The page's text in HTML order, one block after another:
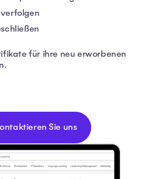
für ihre neu erworbenen
Sie uns